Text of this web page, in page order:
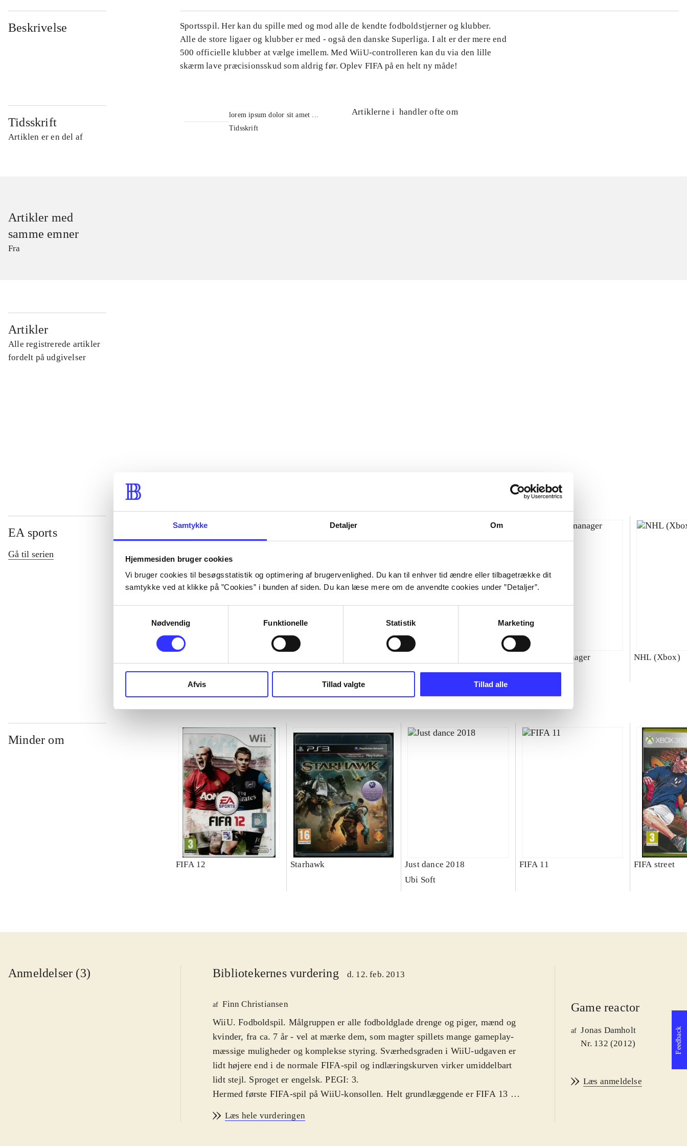
Samtykke Detaljer Om
Hjemmesiden bruger cookies
Vi bruger cookies til besøgsstatistik og optimering af brugervenlighed. Du kan til enhver tid ændre eller tilbagetrække dit
samtykke ved at klikke på ”Cookies” i bunden af siden. Du kan læse mere om de anvendte cookies under ”Detaljer”.
Nødvendig
Funktionelle Statistik Marketing
Afvis Tillad valgte Tillad alle
Beskrivelse
Sportsspil. Her kan du spille med og mod alle de kendte fodboldstjerner og klubber.
Alle de store ligaer og klubber er med - også den danske Superliga. I alt er der mere end
500 officielle klubber at vælge imellem. Med WiiU-controlleren kan du via den lille
skærm lave præcisionsskud som aldrig før. Oplev FIFA på en helt ny måde!
Tidsskrift
Artiklen er en del af
lorem ipsum dolor sit amet ...
Tidsskrift
Artiklerne i handler ofte om
Artikler med
samme emner
Fra
Artikler
Alle registrerede artikler
fordelt på udgivelser
EA sports
Gå til serien
superbike world
Total club manager NHL (Xbox)
Minder om
FIFA 12 Starhawk
Just dance 2018
Ubi Soft
FIFA 11 FIFA street
Anmeldelser (3) Bibliotekernes vurdering d. 12. feb. 2013
af Finn Christiansen
WiiU. Fodboldspil. Målgruppen er alle fodboldglade drenge og piger, mænd og
kvinder, fra ca. 7 år - vel at mærke dem, som magter spillets mange gameplay-
mæssige muligheder og komplekse styring. Sværhedsgraden i WiiU-udgaven er
lidt højere end i de normale FIFA-spil og indlæringskurven virker umiddelbart
lidt stejl. Sproget er engelsk. PEGI: 3.
Hermed første FIFA-spil på WiiU-konsollen. Helt grundlæggende er FIFA 13 et
alt virker som det skal. Spil-mekanikken er solid og realistisk, grafikken er
Læs hele vurderingen
Game reactor
af Jonas Damholt
Nr. 132 (2012)
Læs anmeldelse
Feedback